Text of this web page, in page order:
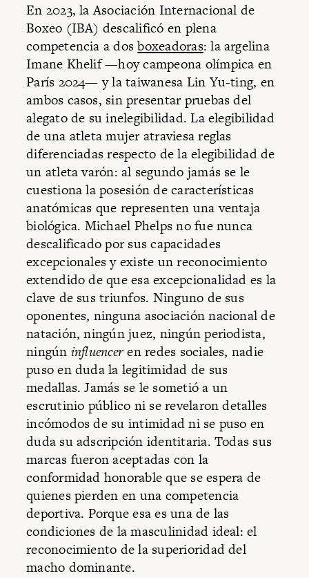
En 2023, la Asociación Internacional de
Boxeo (IBA) descalificó en plena
competencia a dosboxeadoras: la argelina
Imane Khelif —hoy campeona olímpica en
París 2024— y la taiwanesa Lin Yu-ting, en
ambos casos, sin presentar pruebas del
alegato de su inelegibilidad. La elegibilidad
de una atleta mujer atraviesa reglas
diferenciadas respecto de la elegibilidad de
un atleta varón: al segundo jamás se le
cuestiona la posesión de características
anatómicas que representen una ventaja
biológica. Michael Phelps no fue nunca
descalificado por sus capacidades
excepcionales y existe un reconocimiento
extendido de que esa excepcionalidad es la
clave de sus triunfos. Ninguno de sus
oponentes, ninguna asociación nacional de
natación, ningún juez, ningún periodista,
ningún influenceren redes sociales, nadie
puso en duda la legitimidad de sus
medallas. Jamás se le sometió a un
escrutinio público ni se revelaron detalles
incómodos de su intimidad ni se puso en
duda su adscripción identitaria. Todas sus
marcas fueron aceptadas con la
conformidad honorable que se espera de
quienes pierden en una competencia
deportiva. Porque esa es una de las
condiciones de la masculinidad ideal: el
reconocimiento de la superioridad del
macho dominante.